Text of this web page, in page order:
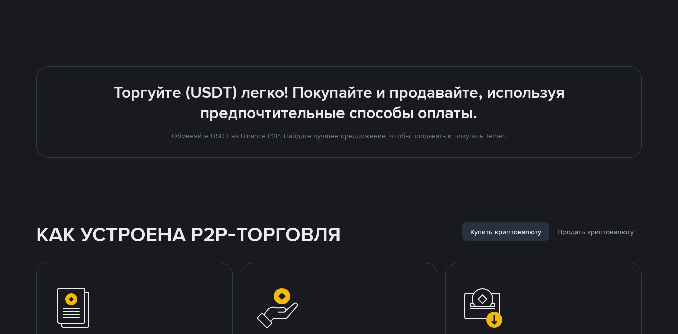
Торгуйте (USDT) легко! Покупайте и продавайте, используя
предпочтительные способы оплаты.
Обменяйте USDT на Binance P2P. Найдите лучшее предложение, чтобы продавать и покупать Tether.
КАК УСТРОЕНА P2P-ТОРГОВЛЯ Купить криптовалюту Продать криптовалюту